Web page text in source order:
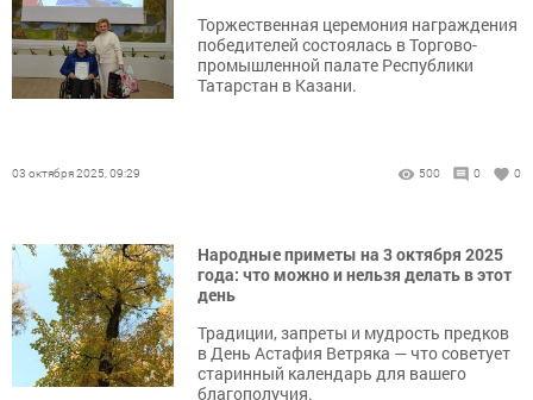
Торжественная церемония награждения
победителей состоялась в Торгово-
промышленной палате Республики
Татарстан в Казани.
03 октября 2025, 09:29 500 0 0
Народные приметы на 3 октября 2025
года: что можно и нельзя делать в этот
день
Традиции, запреты и мудрость предков
в День Астафия Ветряка — что советует
старинный календарь для вашего
благополучия.